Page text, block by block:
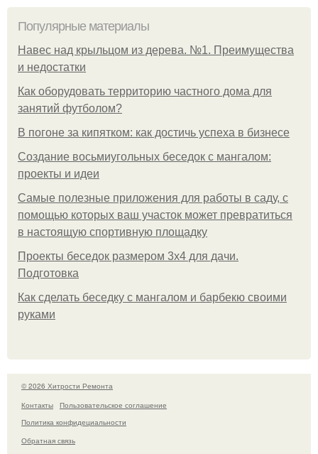
Популярные материалы
Навес над крыльцом из дерева. №1. Преимущества
и недостатки
Как оборудовать территорию частного дома для
занятий футболом?
В погоне за кипятком: как достичь успеха в бизнесе
Создание восьмиугольных беседок с мангалом:
проекты и идеи
Самые полезные приложения для работы в саду, с
помощью которых ваш участок может превратиться
в настоящую спортивную площадку
Проекты беседок размером 3х4 для дачи.
Подготовка
Как сделать беседку с мангалом и барбекю своими
руками
© 2026 Хитрости Ремонта
Контакты
Пользовательское соглашение
Политика конфидециальности
Обратная связь